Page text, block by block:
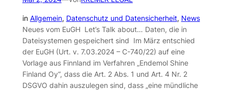
in Allgemein, Datenschutz und Datensicherheit, News
Neues vom EuGH Let’s Talk about… Daten, die in
Dateisystemen gespeichert sind Im März entschied
der EuGH (Urt. v. 7.03.2024 – C-740/22) auf eine
Vorlage aus Finnland im Verfahren „Endemol Shine
Finland Oy“, dass die Art. 2 Abs. 1 und Art. 4 Nr. 2
DSGVO dahin auszulegen sind, dass „eine mündliche